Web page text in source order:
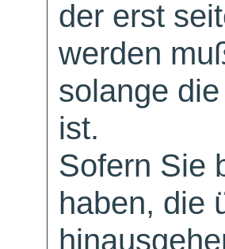
der erst
werden
solange
ist.
Sofern Sie
haben, die